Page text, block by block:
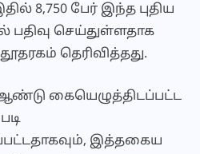
8,750 பேர் இந்த புதிய
பதிவு செய்துள்ளதாக
தெரிவித்தது.
கையெழுத்திடப்பட்ட
இத்தகைய